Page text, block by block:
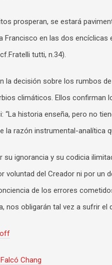
prosperan, se estará
Francisco en las dos
tutti, n.34).
la decisión sobre los rumbos
climáticos. Ellos confirman
“La historia enseña, pero no
la razón instrumental-analítica
su ignorancia y su codicia
voluntad del Creador ni por un
de los errores
nos obligarán tal vez a sufrir
Chang